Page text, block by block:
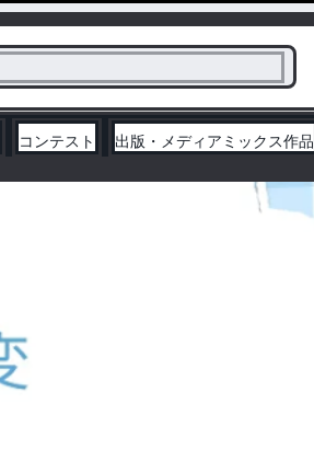
コンテスト 出版・メディアミックス作品